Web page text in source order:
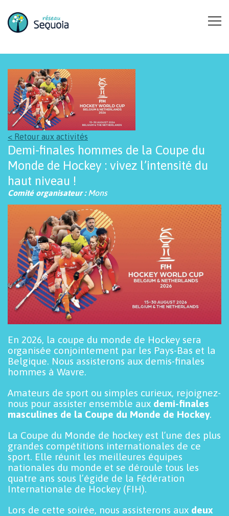
< Retour aux activités
Demi-finales hommes de la Coupe du
Monde de Hockey : vivez l’intensité du
haut niveau !
Comité organisateur :Mons
En 2026, la coupe du monde de Hockey sera
organisée conjointement par les Pays-Bas et la
Belgique. Nous assisterons aux demis-finales
hommes à Wavre.
Amateurs de sport ou simples curieux, rejoignez-
nous pour assister ensemble aux demi-finales
masculines de la Coupe du Monde de Hockey.
La Coupe du Monde de hockey est l’une des plus
grandes compétitions internationales de ce
sport. Elle réunit les meilleures équipes
nationales du monde et se déroule tous les
quatre ans sous l’égide de la Fédération
Internationale de Hockey (FIH).
Lors de cette soirée, nous assisterons aux deux